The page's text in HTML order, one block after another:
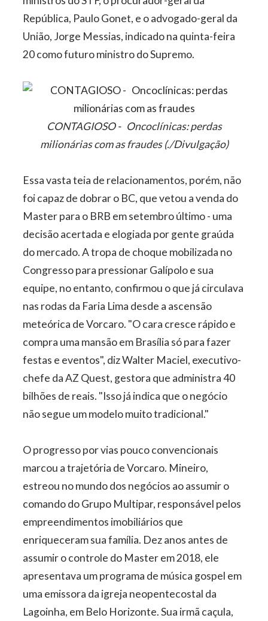
República, Paulo Gonet, e o advogado-geral da
União, Jorge Messias, indicado na quinta-feira
20 como futuro ministro do Supremo.
CONTAGIOSO - Oncoclínicas: perdas
milionárias com as fraudes (./Divulgação)
Essa vasta teia de relacionamentos, porém, não
foi capaz de dobrar o BC, que vetou a venda do
Master para o BRB em setembro último - uma
decisão acertada e elogiada por gente graúda
do mercado. A tropa de choque mobilizada no
Congresso para pressionar Galípolo e sua
equipe, no entanto, confirmou o que já circulava
nas rodas da Faria Lima desde a ascensão
meteórica de Vorcaro. "O cara cresce rápido e
compra uma mansão em Brasília só para fazer
festas e eventos", diz Walter Maciel, executivo-
chefe da AZ Quest, gestora que administra 40
bilhões de reais. "Isso já indica que o negócio
não segue um modelo muito tradicional."
O progresso por vias pouco convencionais
marcou a trajetória de Vorcaro. Mineiro,
estreou no mundo dos negócios ao assumir o
comando do Grupo Multipar, responsável pelos
empreendimentos imobiliários que
enriqueceram sua família. Dez anos antes de
assumir o controle do Master em 2018, ele
apresentava um programa de música gospel em
uma emissora da igreja neopentecostal da
Lagoinha, em Belo Horizonte. Sua irmã caçula,